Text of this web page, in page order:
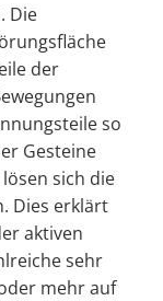
Die
der
so
Gesteine
sich die
Dies erklärt
aktiven
sehr
mehr auf